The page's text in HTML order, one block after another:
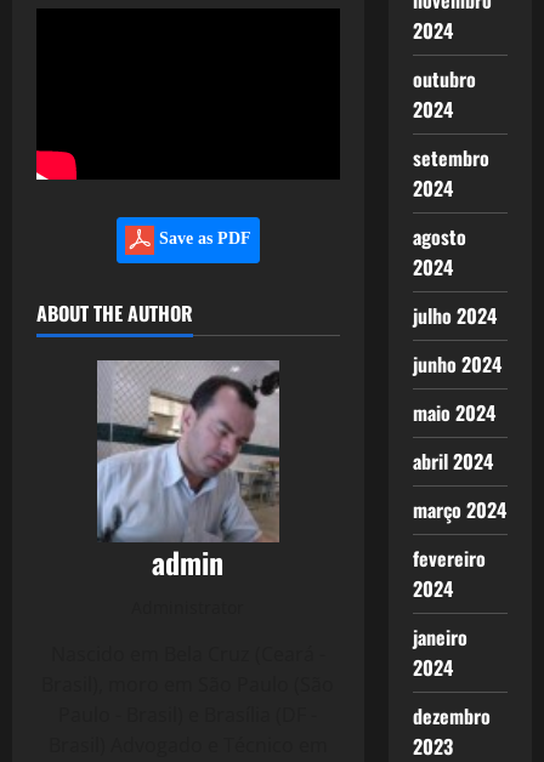
Save as PDF
ABOUT THE AUTHOR
admin
2024
outubro
2024
setembro
2024
agosto
2024
julho 2024
junho 2024
maio 2024
abril 2024
março 2024
fevereiro
2024
janeiro
2024
dezembro
2023